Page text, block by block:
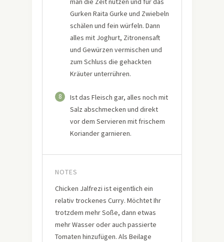
Gurken Raita Gurke und Zwiebeln
schälen und fein würfeln. Dann
alles mit Joghurt, Zitronensaft
und Gewürzen vermischen und
zum Schluss die gehackten
Kräuter unterrühren.
8
Ist das Fleisch gar, alles noch mit
Salz abschmecken und direkt
vor dem Servieren mit frischem
Koriander garnieren.
NOTES
Chicken Jalfrezi ist eigentlich ein
relativ trockenes Curry. Möchtet Ihr
trotzdem mehr Soße, dann etwas
mehr Wasser oder auch passierte
Tomaten hinzufügen. Als Beilage